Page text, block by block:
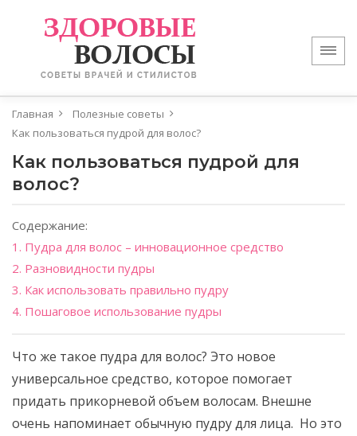
Главная
Полезные советы
Как пользоваться пудрой для волос?
Как пользоваться пудрой для
волос?
Содержание:
1. Пудра для волос – инновационное средство
2. Разновидности пудры
3. Как использовать правильно пудру
4. Пошаговое использование пудры
Что же такое пудра для волос? Это новое
универсальное средство, которое помогает
придать прикорневой объем волосам. Внешне
очень напоминает обычную пудру для лица. Но это